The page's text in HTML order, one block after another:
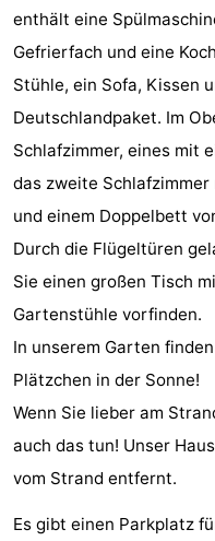
&
-
Galerien
-
Kirchen
-
Aussichtspunkte
Attraktionen
Spielplätze
-
Indoor-
-
enthält eine
Gefrierfach und eine
Stühle, ein Sofa, Kissen
Deutschlandpaket. Im
Schlafzimmer, eines mit
das zweite
und einem Doppelbett
Durch die Flügeltüren
Sie einen großen Tisch
Gartenstühle vorfinden.
In unserem Garten
Plätzchen in der Sonne!
Wenn Sie lieber am
auch das tun! Unser
vom Strand entfernt.
Es gibt einen Parkplatz